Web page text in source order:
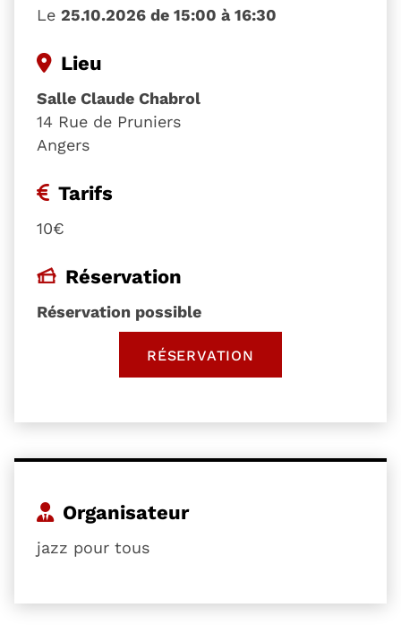
Le 25.10.2026 de 15:00 à 16:30
Lieu
Salle Claude Chabrol
14 Rue de Pruniers
Angers
Tarifs
10€
Réservation
Réservation possible
RÉSERVATION, OUVRE UNE NOUVELLE
Organisateur
jazz pour tous